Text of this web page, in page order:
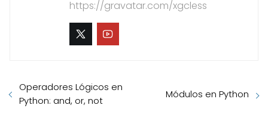
https://gravatar.com/xgcless
Operadores Lógicos en
Python: and, or, not
Módulos en Python